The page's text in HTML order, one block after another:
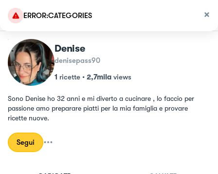
ERROR:CATEGORIES
Denise
denisepass90
1 ricette • 2,7mila views
Sono Denise ho 32 anni e mi diverto a cucinare , lo faccio per
passione amo preparare piatti per la mia famiglia e provare
ricette nuove.
Segui